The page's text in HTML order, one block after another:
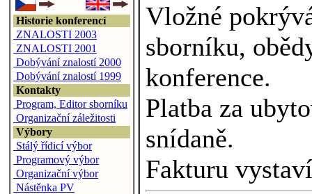
Historie konferencí
ZNALOSTI 2003
ZNALOSTI 2001
Dobývání znalostí 2000
Dobývání znalostí 1999
Kontakty
Program, Editor sborníku
Organizační záležitosti
Výbory
Stálý řídicí výbor
Programový výbor
Organizační výbor
Nástěnka PV
Vložné
sborníku,
konference.
Platba za
snídaně.
Fakturu